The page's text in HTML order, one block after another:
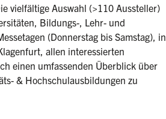
vielfältige Auswahl (>110 Aussteller)
Bildungs-, Lehr- und
(Donnerstag bis Samstag), in
allen interessierten
einen umfassenden Überblick über
& Hochschulausbildungen zu